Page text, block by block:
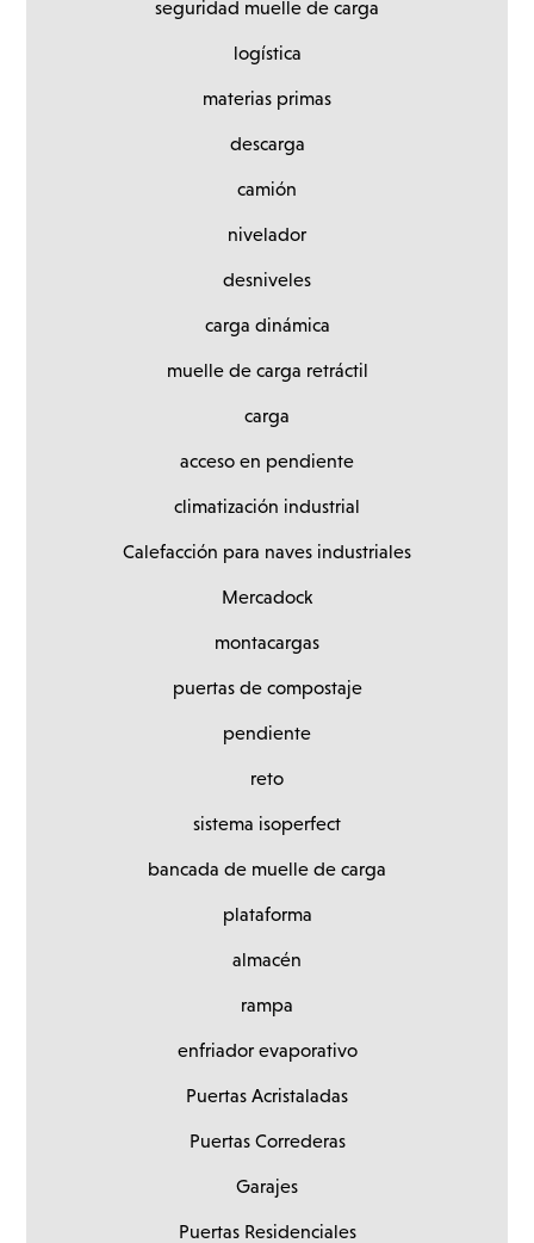
seguridad muelle de carga
logística
materias primas
descarga
camión
nivelador
desniveles
carga dinámica
muelle de carga retráctil
carga
acceso en pendiente
climatización industrial
Calefacción para naves industriales
Mercadock
montacargas
puertas de compostaje
pendiente
reto
sistema isoperfect
bancada de muelle de carga
plataforma
almacén
rampa
enfriador evaporativo
Puertas Acristaladas
Puertas Correderas
Garajes
Puertas Residenciales